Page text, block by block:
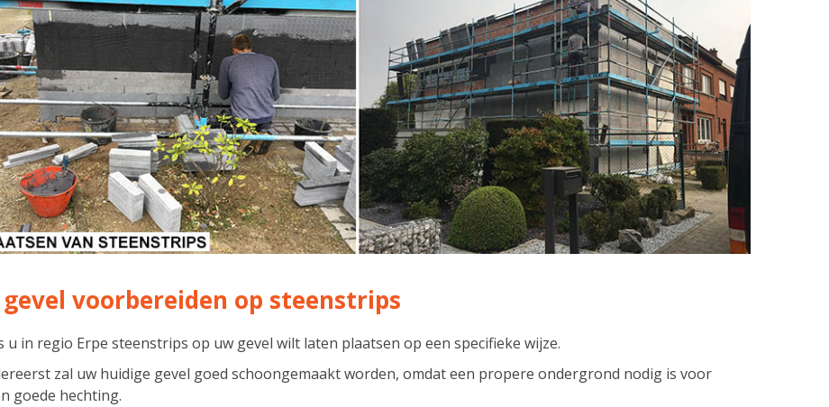
gevel voorbereiden op steenstrips
u in regio Erpe steenstrips op uw gevel wilt laten plaatsen op een specifieke wijze.
zal uw huidige gevel goed schoongemaakt worden, omdat een propere ondergrond nodig is voor
goede hechting.